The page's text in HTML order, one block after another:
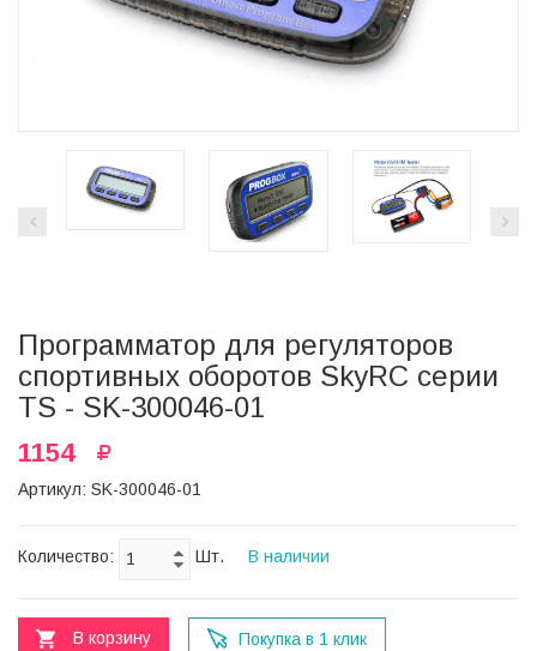
Программатор для регуляторов
спортивных оборотов SkyRC серии
TS - SK-300046-01
1154
Артикул: SK-300046-01
Количество: Шт. В наличии
В корзину Покупка в 1 клик